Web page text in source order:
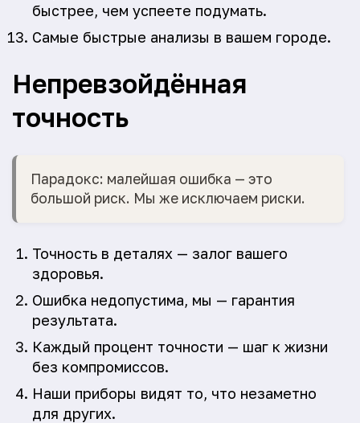
быстрее, чем успеете подумать.
Самые быстрые анализы в вашем городе.
Непревзойдённая
точность
Парадокс: малейшая ошибка — это
большой риск. Мы же исключаем риски.
Точность в деталях — залог вашего
здоровья.
Ошибка недопустима, мы — гарантия
результата.
Каждый процент точности — шаг к жизни
без компромиссов.
Наши приборы видят то, что незаметно
для других.